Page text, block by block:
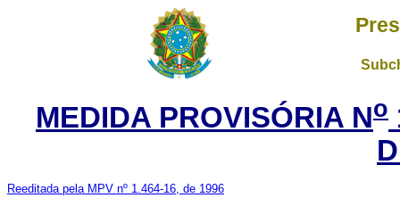
MEDIDA PROVISÓRIA No
Reeditada pela MPV nº 1.464-16, de 1996